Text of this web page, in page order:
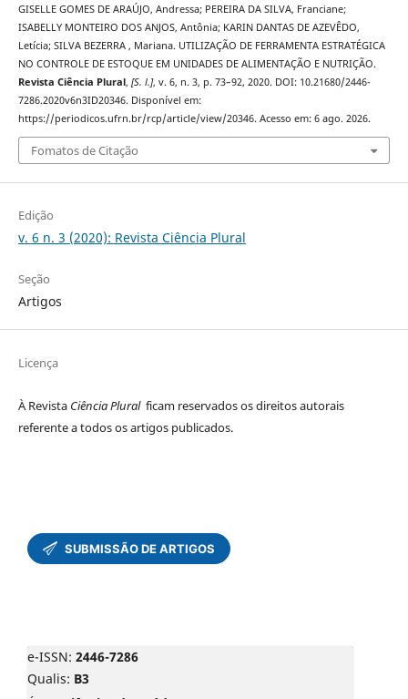
GISELLE GOMES DE ARAÚJO, Andressa; PEREIRA DA SILVA, Franciane;
ISABELLY MONTEIRO DOS ANJOS, Antônia; KARIN DANTAS DE AZEVÊDO,
Letícia; SILVA BEZERRA , Mariana. UTILIZAÇÃO DE FERRAMENTA ESTRATÉGICA
NO CONTROLE DE ESTOQUE EM UNIDADES DE ALIMENTAÇÃO E NUTRIÇÃO.
Revista Ciência Plural, [S. l.], v. 6, n. 3, p. 73–92, 2020. DOI: 10.21680/2446-
7286.2020v6n3ID20346. Disponível em:
https://periodicos.ufrn.br/rcp/article/view/20346. Acesso em: 6 ago. 2026.
Fomatos de Citação
Edição
v. 6 n. 3 (2020): Revista Ciência Plural
Seção
Artigos
Licença
À Revista Ciência Plural ficam reservados os direitos autorais
referente a todos os artigos publicados.
e-ISSN: 2446-7286
Qualis: B3